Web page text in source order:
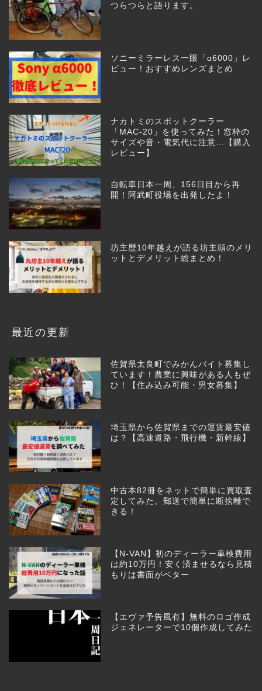
つらつらと語ります。
ソニーミラーレス一眼「α6000」レ
ビュー！おすすめレンズまとめ
ナカトミのスポットクーラー
「MAC-20」を使ってみた！窓枠の
サイズや音・電気代に注意…【購入
レビュー】
自転車日本一周、156日目から再
開！阿武町役場を出発したよ！
坊主歴10年越えが語る坊主頭のメリ
ットとデメリット総まとめ！
最近の更新
佐賀県太良町でみかんバイト募集し
ています！農業に興味がある人もぜ
ひ！【住み込み可能・男女募集】
埼玉県から佐賀県までの運賃最安値
は？【高速道路・飛行機・新幹線】
中古本82冊をネットで簡単に買取査
定してみた。郵送で簡単に断捨離で
きる！
【N-VAN】初のディーラー車検費用
は約10万円！安く済ませるなら見積
もりは書面がベター
【エヴァ予告風有】無料のロゴ作成
ジェネレーターで10個作成してみた